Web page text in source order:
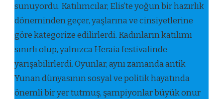
sunuyordu. Katılımcılar, Elis’te yoğun bir hazırlık
döneminden geçer, yaşlarına ve cinsiyetlerine
göre kategorize edilirlerdi. Kadınların katılımı
sınırlı olup, yalnızca Heraia festivalinde
yarışabilirlerdi. Oyunlar, aynı zamanda antik
Yunan dünyasının sosyal ve politik hayatında
önemli bir yer tutmuş, şampiyonlar büyük onur